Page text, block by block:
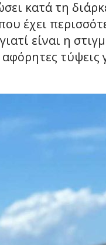
κατά τη
έχει
είναι η
τύψεις